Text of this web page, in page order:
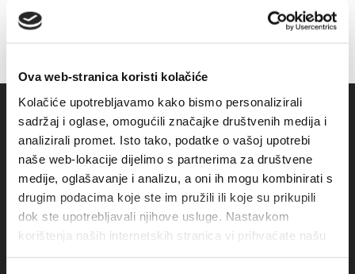
Ova web-stranica koristi kolačiće
Kolačiće upotrebljavamo kako bismo personalizirali
sadržaj i oglase, omogućili značajke društvenih medija i
analizirali promet. Isto tako, podatke o vašoj upotrebi
naše web-lokacije dijelimo s partnerima za društvene
medije, oglašavanje i analizu, a oni ih mogu kombinirati s
drugim podacima koje ste im pružili ili koje su prikupili
dok ste upotrebljavali njihove usluge. Nastavkom
korištenja naših internetskih stranica vi prihvaćate našu